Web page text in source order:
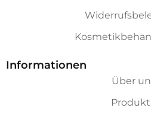
Informationen
Über